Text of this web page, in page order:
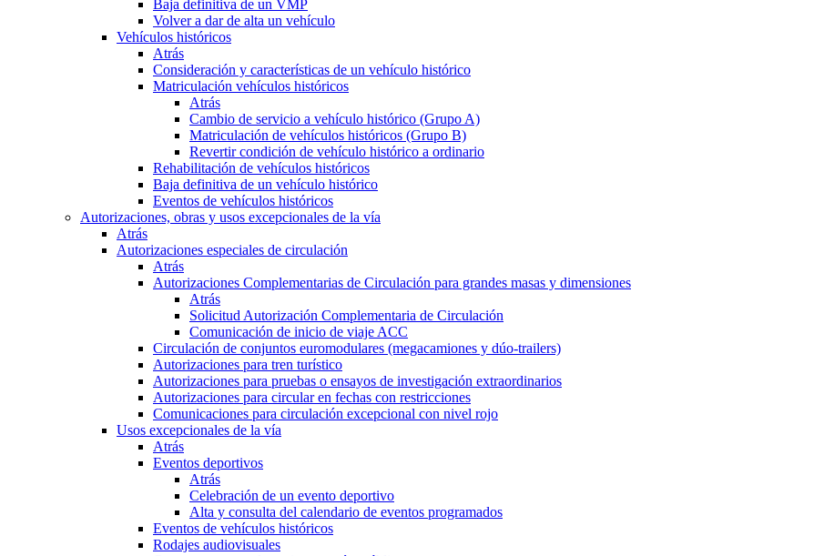
Baja definitiva de un VMP
Volver a dar de alta un vehículo
Vehículos históricos
Atrás
Consideración y características de un vehículo histórico
Matriculación vehículos históricos
Atrás
Cambio de servicio a vehículo histórico (Grupo A)
Matriculación de vehículos históricos (Grupo B)
Revertir condición de vehículo histórico a ordinario
Rehabilitación de vehículos históricos
Baja definitiva de un vehículo histórico
Eventos de vehículos históricos
Autorizaciones, obras y usos excepcionales de la vía
Atrás
Autorizaciones especiales de circulación
Atrás
Autorizaciones Complementarias de Circulación para grandes masas y dimensiones
Atrás
Solicitud Autorización Complementaria de Circulación
Comunicación de inicio de viaje ACC
Circulación de conjuntos euromodulares (megacamiones y dúo-trailers)
Autorizaciones para tren turístico
Autorizaciones para pruebas o ensayos de investigación extraordinarios
Autorizaciones para circular en fechas con restricciones
Comunicaciones para circulación excepcional con nivel rojo
Usos excepcionales de la vía
Atrás
Eventos deportivos
Atrás
Celebración de un evento deportivo
Alta y consulta del calendario de eventos programados
Eventos de vehículos históricos
Rodajes audiovisuales